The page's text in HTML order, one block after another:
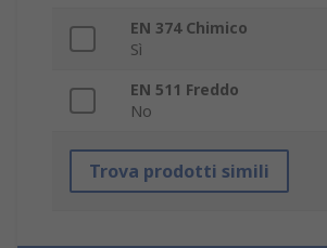
EN 374 Chimico
Sì
EN 511 Freddo
No
Trova prodotti simili